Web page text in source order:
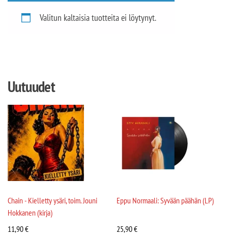
Valitun kaltaisia tuotteita ei löytynyt.
Uutuudet
Chain - Kielletty ysäri, toim. Jouni
Hokkanen (kirja)
11,90€
Eppu Normaali: Syvään päähän (LP)
25,90€